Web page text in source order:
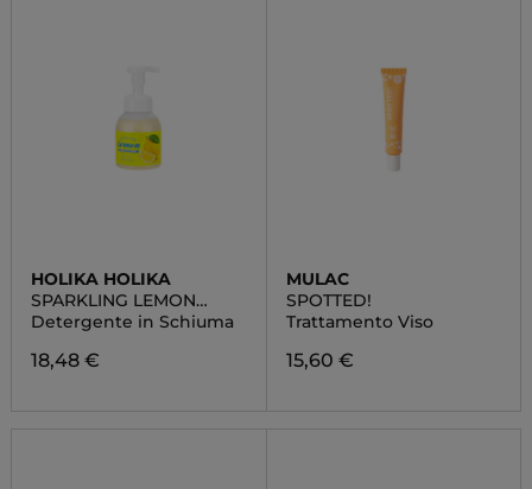
HOLIKA HOLIKA
SPARKLING LEMON
BUBBLE CLEANSER
Detergente in Schiuma
18,48 €
MULAC
SPOTTED!
Trattamento Viso
15,60 €